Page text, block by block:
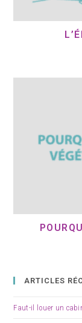
ARTICLES
Faut-il louer un